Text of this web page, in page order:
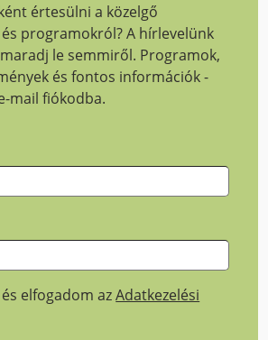
értesülni a közelgő
programokról? A hírlevelünk
le semmiről. Programok,
és fontos információk -
mail fiókodba.
elfogadom azAdatkezelési